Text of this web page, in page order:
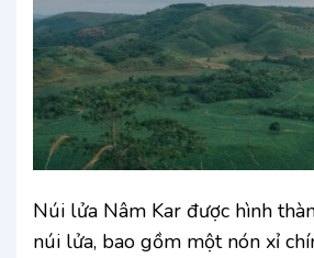
Núi lửa Nâm Kar được hình
núi lửa, bao gồm một nón xỉ